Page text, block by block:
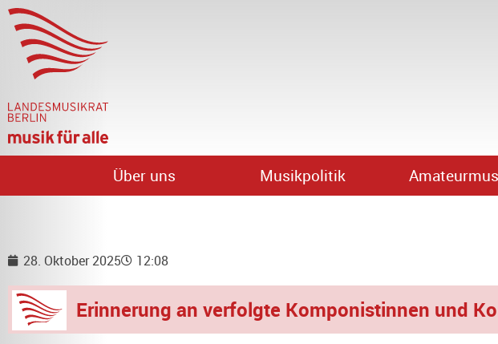
Über uns Musikpolitik
28. Oktober 2025 12:08
Erinnerung an verfolgte Komponistinnen und